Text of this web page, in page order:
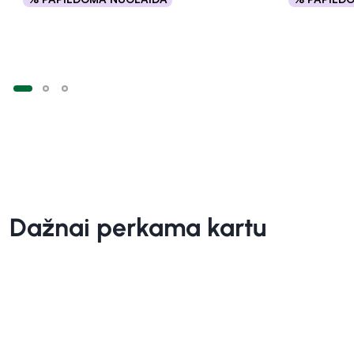
Į krepšelį
Dažnai perkama kartu